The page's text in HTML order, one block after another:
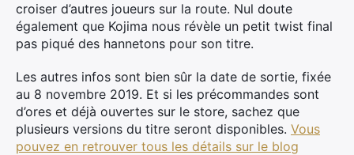
croiser d’autres joueurs sur la route. Nul doute
également que Kojima nous révèle un petit twist final
pas piqué des hannetons pour son titre.
Les autres infos sont bien sûr la date de sortie, fixée
au 8 novembre 2019. Et si les précommandes sont
d’ores et déjà ouvertes sur le store, sachez que
plusieurs versions du titre seront disponibles. Vous
pouvez en retrouver tous les détails sur le blog